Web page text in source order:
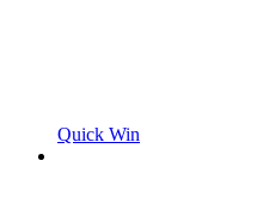
Quick Win